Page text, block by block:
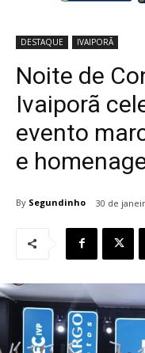
DESTAQUE IVAIPORÃ
Noite de
Ivaiporã
evento
e
By Segundinho 30 de